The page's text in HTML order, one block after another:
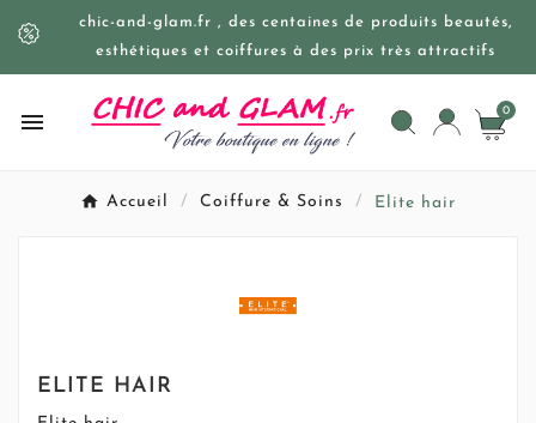
chic-and-glam.fr , des centaines de produits beautés,
esthétiques et coiffures à des prix très attractifs
 0
Accueil Coiffure & Soins Elite hair
ELITE HAIR